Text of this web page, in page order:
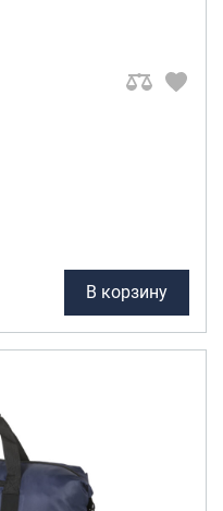
В корзину